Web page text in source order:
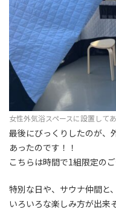
女性外気浴スペースに設置して
最後にびっくりしたのが、
あったのです！！
こちらは時間で1組限定の
特別な日や、サウナ仲間と
いろいろな楽しみ方が出来